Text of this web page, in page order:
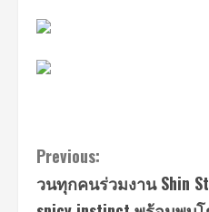
Continue
Reading
Previous:
วนทุกคนร่วมงาน Shin